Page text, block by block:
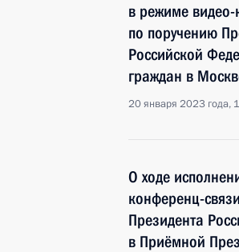
в режиме видео-
по поручению
Российской
граждан в
20 января 2023 года,
О ходе
конференц-
Президента
в Приёмной